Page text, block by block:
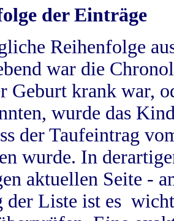
der Einträge
Reihenfolge
war die
Geburt krank war,
wurde das
der Taufeintrag
wurde. In
aktuellen Seite -
der Liste ist es